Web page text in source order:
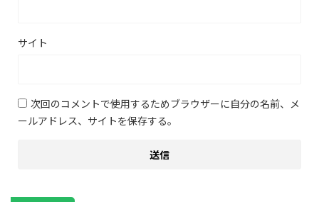
サイト
次回のコメントで使用するためブラウザーに自分の名前、メ
ールアドレス、サイトを保存する。